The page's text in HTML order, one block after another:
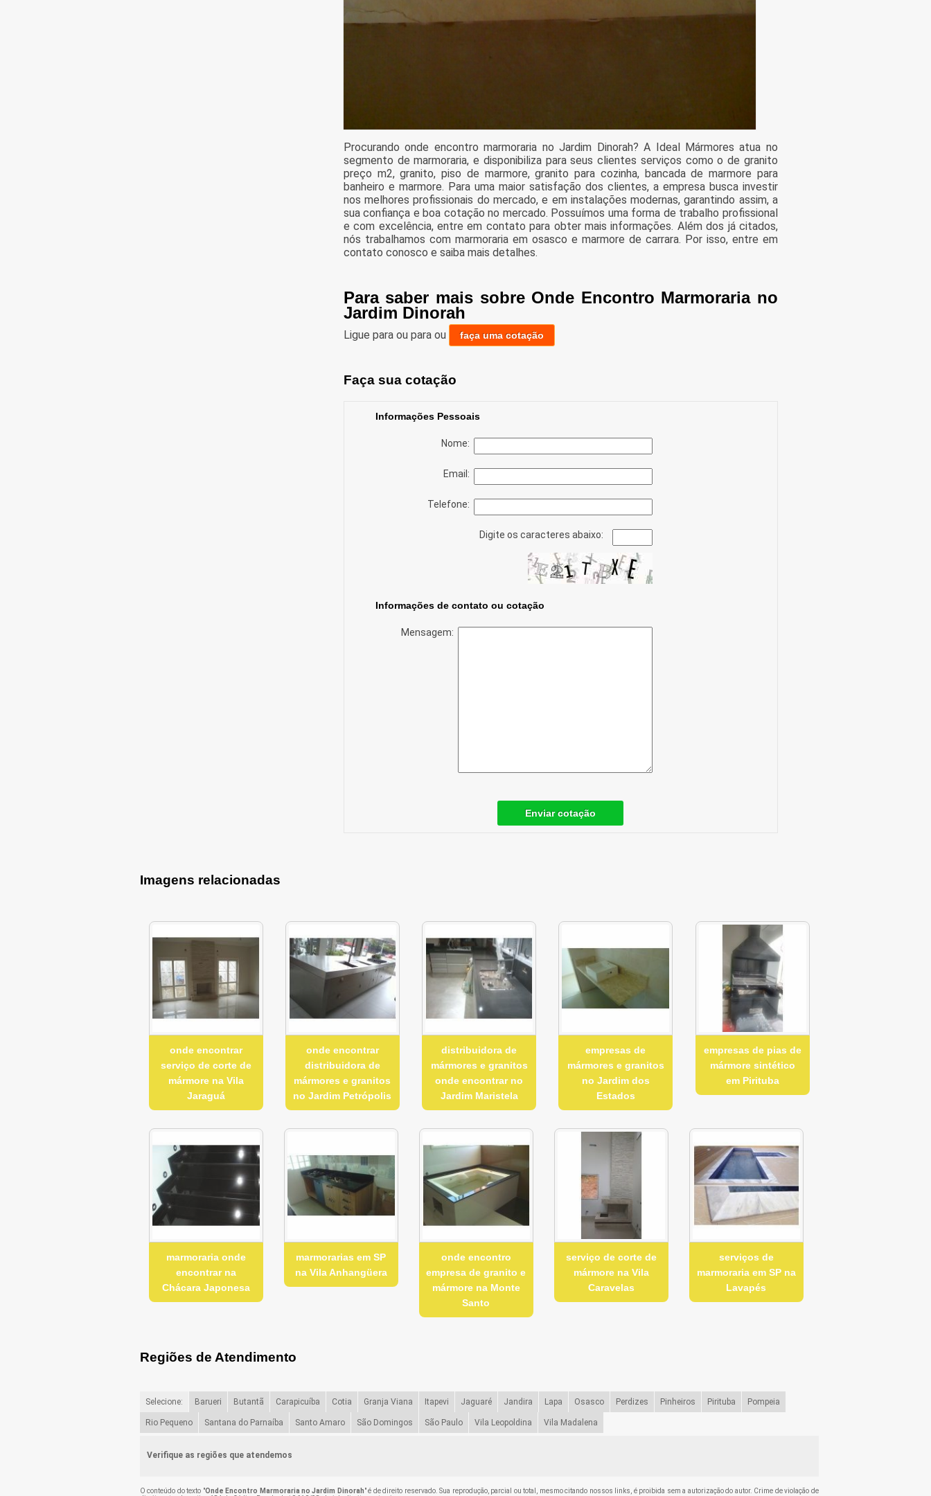
Procurando onde encontro marmoraria no Jardim Dinorah? A Ideal Mármores atua no
segmento de marmoraria, e disponibiliza para seus clientes serviços como o de granito
preço m2, granito, piso de marmore, granito para cozinha, bancada de marmore para
banheiro e marmore. Para uma maior satisfação dos clientes, a empresa busca investir
nos melhores profissionais do mercado, e em instalações modernas, garantindo assim, a
sua confiança e boa cotação no mercado. Possuímos uma forma de trabalho profissional
e com excelência, entre em contato para obter mais informações. Além dos já citados,
nós trabalhamos com marmoraria em osasco e marmore de carrara. Por isso, entre em
contato conosco e saiba mais detalhes.
Para saber mais sobre Onde Encontro Marmoraria no
Jardim Dinorah
Ligue para ou para ou faça uma cotação
Faça sua cotação
Informações Pessoais
Nome:
Email:
Telefone:
Digite os caracteres abaixo:
Informações de contato ou cotação
Mensagem:
Enviar cotação
Imagens relacionadas
onde encontrar
serviço de corte de
mármore na Vila
Jaraguá
onde encontrar
distribuidora de
mármores e granitos
no Jardim Petrópolis
distribuidora de
mármores e granitos
onde encontrar no
Jardim Maristela
empresas de
mármores e granitos
no Jardim dos
Estados
empresas de pias de
mármore sintético
em Pirituba
marmoraria onde
encontrar na
Chácara Japonesa
marmorarias em SP
na Vila Anhangüera
onde encontro
empresa de granito e
mármore na Monte
Santo
serviço de corte de
mármore na Vila
Caravelas
serviços de
marmoraria em SP na
Lavapés
Regiões de Atendimento
Selecione: Barueri Butantã Carapicuíba Cotia Granja Viana Itapevi Jaguaré Jandira Lapa Osasco Perdizes Pinheiros Pirituba Pompeia
Rio Pequeno Santana do Parnaíba Santo Amaro São Domingos São Paulo Vila Leopoldina Vila Madalena
Verifique as regiões que atendemos
O conteúdo do texto "Onde Encontro Marmoraria no Jardim Dinorah" é de direito reservado. Sua reprodução, parcial ou total, mesmo citando nossos links, é proibida sem a autorização do autor. Crime de violação de